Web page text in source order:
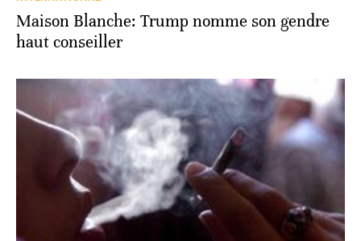
Maison Blanche: Trump nomme son gendre
haut conseiller